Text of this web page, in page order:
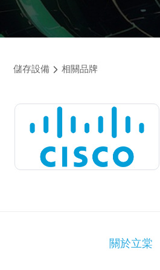
儲存設備 相關品牌
關於立棠